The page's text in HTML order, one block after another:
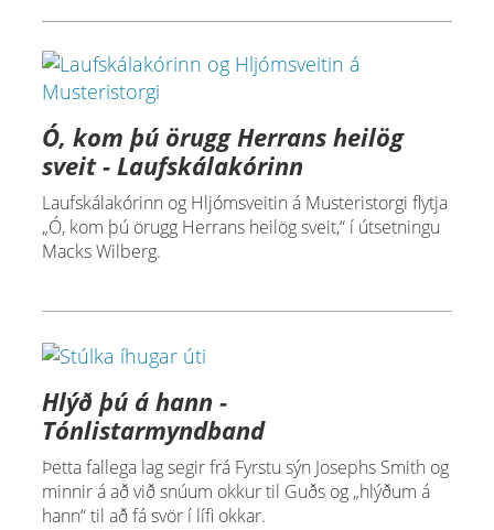
Ó, kom þú örugg Herrans heilög
sveit - Laufskálakórinn
Laufskálakórinn og Hljómsveitin á Musteristorgi flytja
„Ó, kom þú örugg Herrans heilög sveit,“ í útsetningu
Macks Wilberg.
Hlýð þú á hann -
Tónlistarmyndband
Þetta fallega lag segir frá Fyrstu sýn Josephs Smith og
minnir á að við snúum okkur til Guðs og „hlýðum á
hann“ til að fá svör í lífi okkar.